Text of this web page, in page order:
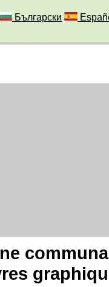
Български